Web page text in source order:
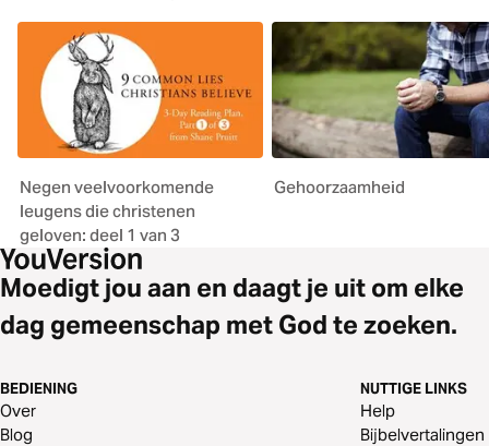
Negen veelvoorkomende
leugens die christenen
geloven: deel 1 van 3
Gehoorzaamheid
Moedigt jou aan en daagt je uit om elke
dag gemeenschap met God te zoeken.
BEDIENING
Over
Blog
NUTTIGE LINKS
Help
Bijbelvertalingen